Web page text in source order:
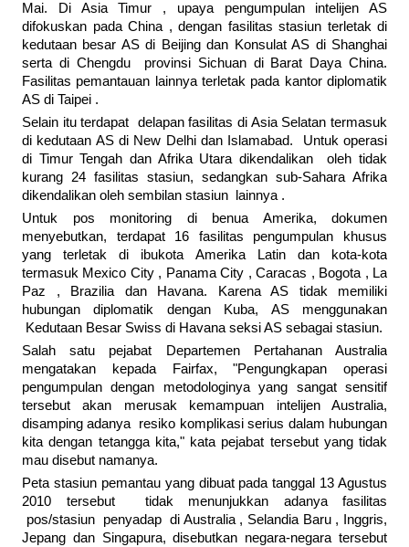
Mai. Di Asia Timur , upaya pengumpulan intelijen AS
difokuskan pada China , dengan fasilitas stasiun terletak di
kedutaan besar AS di Beijing dan Konsulat AS di Shanghai
serta di Chengdu provinsi Sichuan di Barat Daya China.
Fasilitas pemantauan lainnya terletak pada kantor diplomatik
AS di Taipei .
Selain itu terdapat delapan fasilitas di Asia Selatan termasuk
di kedutaan AS di New Delhi dan Islamabad. Untuk operasi
di Timur Tengah dan Afrika Utara dikendalikan oleh tidak
kurang 24 fasilitas stasiun, sedangkan sub-Sahara Afrika
dikendalikan oleh sembilan stasiun lainnya .
Untuk pos monitoring di benua Amerika, dokumen
menyebutkan, terdapat 16 fasilitas pengumpulan khusus
yang terletak di ibukota Amerika Latin dan kota-kota
termasuk Mexico City , Panama City , Caracas , Bogota , La
Paz , Brazilia dan Havana. Karena AS tidak memiliki
hubungan diplomatik dengan Kuba, AS menggunakan
Kedutaan Besar Swiss di Havana seksi AS sebagai stasiun.
Salah satu pejabat Departemen Pertahanan Australia
mengatakan kepada Fairfax, "Pengungkapan operasi
pengumpulan dengan metodologinya yang sangat sensitif
tersebut akan merusak kemampuan intelijen Australia,
disamping adanya resiko komplikasi serius dalam hubungan
kita dengan tetangga kita," kata pejabat tersebut yang tidak
mau disebut namanya.
Peta stasiun pemantau yang dibuat pada tanggal 13 Agustus
2010 tersebut tidak menunjukkan adanya fasilitas
pos/stasiun penyadap di Australia , Selandia Baru , Inggris,
Jepang dan Singapura, disebutkan negara-negara tersebut